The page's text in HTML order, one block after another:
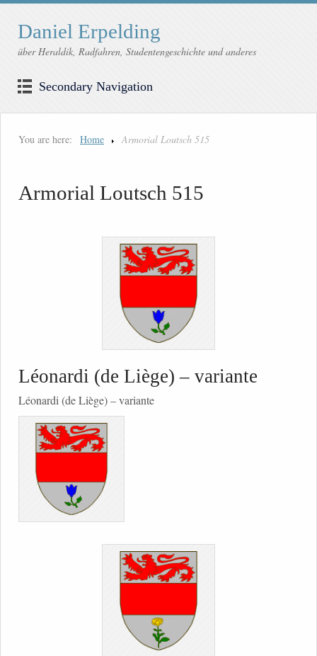
Daniel Erpelding
über Heraldik, Radfahren, Studentengeschichte und anderes
Secondary Navigation
You are here: Home Armorial Loutsch 515
Armorial Loutsch 515
Léonardi (de Liège) – variante
Léonardi (de Liège) – variante